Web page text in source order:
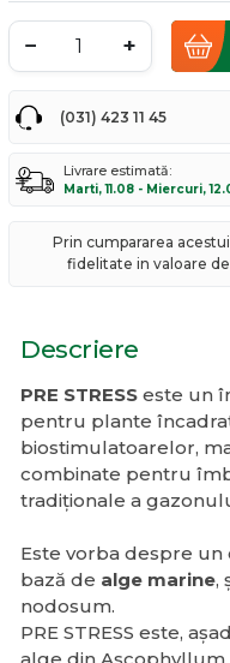
− +
(031) 423 11 45
Livrare estimată:
Marti, 11.08 - Miercuri,
Prin cumpararea
fidelitate in valoare de
Descriere
PRE STRESS este un
pentru plante
biostimulatoarelor,
combinate pentru
tradiționale a
Este vorba despre
bază de alge marine,
nodosum.
PRE STRESS este,